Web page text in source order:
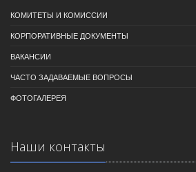
КОМИТЕТЫ И КОМИССИИ
КОРПОРАТИВНЫЕ ДОКУМЕНТЫ
ВАКАНСИИ
ЧАСТО ЗАДАВАЕМЫЕ ВОПРОСЫ
ФОТОГАЛЕРЕЯ
Наши контакты